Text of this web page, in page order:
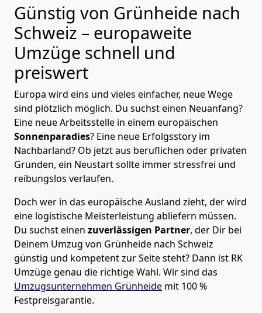
Günstig von Grünheide nach
Schweiz – europaweite
Umzüge schnell und
preiswert
Europa wird eins und vieles einfacher, neue Wege
sind plötzlich möglich. Du suchst einen Neuanfang?
Eine neue Arbeitsstelle in einem europäischen
Sonnenparadies? Eine neue Erfolgsstory im
Nachbarland? Ob jetzt aus beruflichen oder privaten
Gründen, ein Neustart sollte immer stressfrei und
reibungslos verlaufen.
Doch wer in das europäische Ausland zieht, der wird
eine logistische Meisterleistung abliefern müssen.
Du suchst einen zuverlässigen Partner, der Dir bei
Deinem Umzug von Grünheide nach Schweiz
günstig und kompetent zur Seite steht? Dann ist RK
Umzügegenau die richtige Wahl. Wir sind das
Umzugsunternehmen Grünheide mit 100 %
Festpreisgarantie.